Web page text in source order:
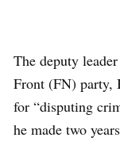
The deputy
Front (FN) party,
for “disputing
he made two